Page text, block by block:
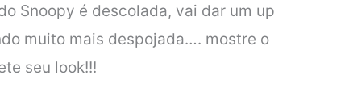
Snoopy é descolada, vai dar um up
muito mais despojada…. mostre o
seu look!!!